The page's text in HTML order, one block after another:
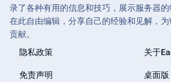
录了各种有用的信息和技巧，展示服务器
在此自由编辑，分享自己的经验和见解，
贡献。
隐私政策
关于
免责声明 桌面版